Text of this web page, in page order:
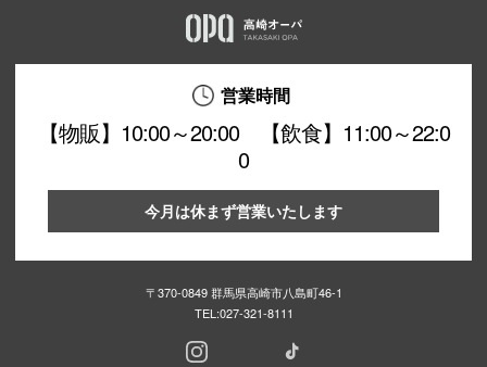
営業時間
【物販】10:00～20:00 【飲食】11:00～22:0
0
今月は休まず営業いたします
〒370-0849 群馬県高崎市八島町46-1
TEL:027-321-8111